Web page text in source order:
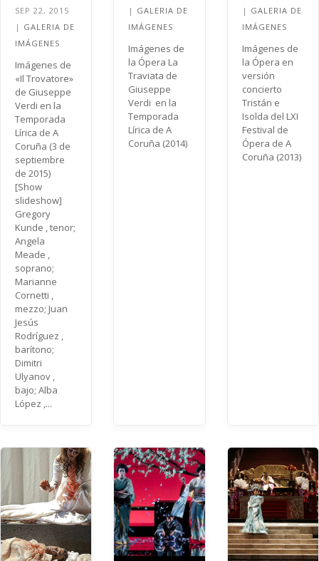
SEP 22, 2015
| GALERIA DE
IMÁGENES
Imágenes de
«Il Trovatore»
de Giuseppe
Verdi en la
Temporada
Lírica de A
Coruña (3 de
septiembre
de 2015)
[Show
slideshow]
Gregory
Kunde , tenor;
Angela
Meade ,
soprano;
Marianne
Cornetti ,
mezzo; Juan
Jesús
Rodríguez ,
barítono;
Dimitri
Ulyanov ,
bajo; Alba
López ,...
| GALERIA DE
IMÁGENES
Imágenes de
la Ópera La
Traviata de
Giuseppe
Verdi en la
Temporada
Lírica de A
Coruña (2014)
| GALERIA DE
IMÁGENES
Imágenes de
la Ópera en
versión
concierto
Tristán e
Isolda del LXI
Festival de
Ópera de A
Coruña (2013)